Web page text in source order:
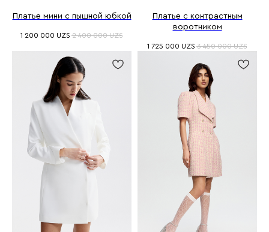
Платье мини с пышной юбкой
1 200 000 UZS 2 400 000 UZS
Платье с контрастным
воротником
1 725 000 UZS 3 450 000 UZS